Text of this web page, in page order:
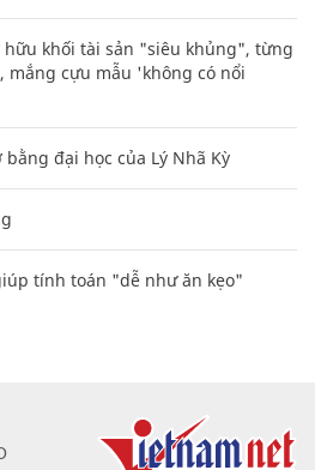
hữu khối tài sản "siêu khủng", từng
mắng cựu mẫu 'không có nổi
đại học của Lý Nhã Kỳ
tính toán "dễ như ăn kẹo"